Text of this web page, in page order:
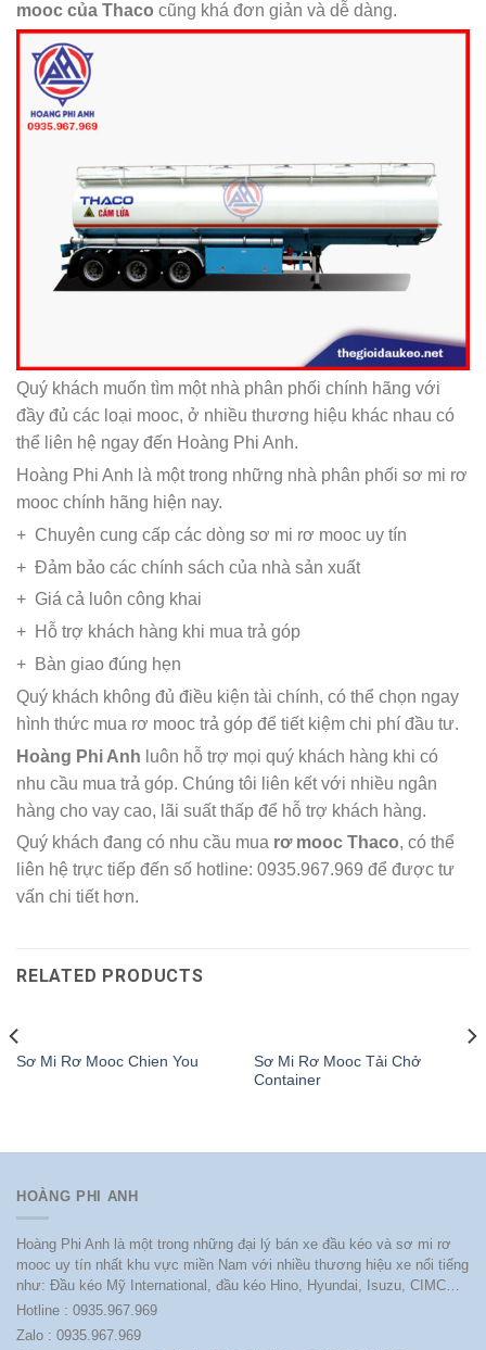
mooc của Thaco cũng khá đơn giản và dễ dàng.
Quý khách muốn tìm một nhà phân phối chính hãng với
đầy đủ các loại mooc, ở nhiều thương hiệu khác nhau có
thể liên hệ ngay đến Hoàng Phi Anh.
Hoàng Phi Anh là một trong những nhà phân phối sơ mi rơ
mooc chính hãng hiện nay.
+ Chuyên cung cấp các dòng sơ mi rơ mooc uy tín
+ Đảm bảo các chính sách của nhà sản xuất
+ Giá cả luôn công khai
+ Hỗ trợ khách hàng khi mua trả góp
+ Bàn giao đúng hẹn
Quý khách không đủ điều kiện tài chính, có thể chọn ngay
hình thức mua rơ mooc trả góp để tiết kiệm chi phí đầu tư.
Hoàng Phi Anh luôn hỗ trợ mọi quý khách hàng khi có
nhu cầu mua trả góp. Chúng tôi liên kết với nhiều ngân
hàng cho vay cao, lãi suất thấp để hỗ trợ khách hàng.
Quý khách đang có nhu cầu mua rơ mooc Thaco, có thể
liên hệ trực tiếp đến số hotline: 0935.967.969 để được tư
vấn chi tiết hơn.
RELATED PRODUCTS
Sơ Mi Rơ Mooc Chien You
Sơ Mi Rơ Mooc Tải Chở
Container
HOÀNG PHI ANH
Hoàng Phi Anh là một trong những đại lý bán xe đầu kéo và sơ mi rơ
mooc uy tín nhất khu vực miền Nam với nhiều thương hiệu xe nổi tiếng
như: Đầu kéo Mỹ International, đầu kéo Hino, Hyundai, Isuzu, CIMC…
Hotline : 0935.967.969
Zalo : 0935.967.969